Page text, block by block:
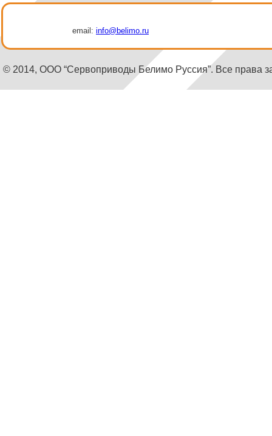
email: info@belimo.ru
© 2014, ООО “Сервоприводы Белимо Руссия”. Все права